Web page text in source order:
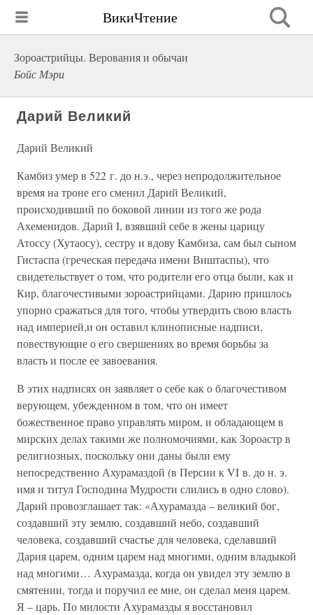
ВикиЧтение
Зороастрийцы. Верования и обычаи
Бойс Мэри
Дарий Великий
Дарий Великий
Камбиз умер в 522 г. до н.э., через непродолжительное
время на троне его сменил Дарий Великий,
происходивший по боковой линии из того же рода
Ахеменидов. Дарий I, взявший себе в жены царицу
Атоссу (Хутаосу), сестру и вдову Камбиза, сам был сыном
Гистаспа (греческая передача имени Виштаспы), что
свидетельствует о том, что родители его отца были, как и
Кир, благочестивыми зороастрийцами. Дарию пришлось
упорно сражаться для того, чтобы утвердить свою власть
над империей,и он оставил клинописные надписи,
повествующие о его свершениях во время борьбы за
власть и после ее завоевания.
В этих надписях он заявляет о себе как о благочестивом
верующем, убежденном в том, что он имеет
божественное право управлять миром, и обладающем в
мирских делах такими же полномочиями, как Зороастр в
религиозных, поскольку они даны были ему
непосредственно Ахурамаздой (в Персии к VI в. до н. э.
имя и титул Господина Мудрости слились в одно слово).
Дарий провозглашает так: «Ахурамазда – великий бог,
создавший эту землю, создавший небо, создавший
человека, создавший счастье для человека, сделавший
Дария царем, одним царем над многими, одним владыкой
над многими… Ахурамазда, когда он увидел эту землю в
смятении, тогда и поручил ее мне, он сделал меня царем.
Я – царь. По милости Ахурамазды я восстановил